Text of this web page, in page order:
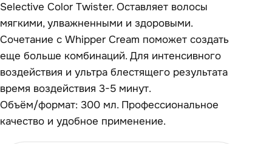
Selective Color Twister. Оставляет волосы
мягкими, улважненными и здоровыми.
Сочетание с Whipper Cream поможет создать
еще больше комбинаций. Для интенсивного
воздействия и ультра блестящего результата
время воздействия 3-5 минут.
Объём/формат: 300 мл. Профессиональное
качество и удобное применение.